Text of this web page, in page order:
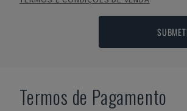
Termos de Pagamento